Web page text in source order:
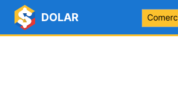
DOLAR